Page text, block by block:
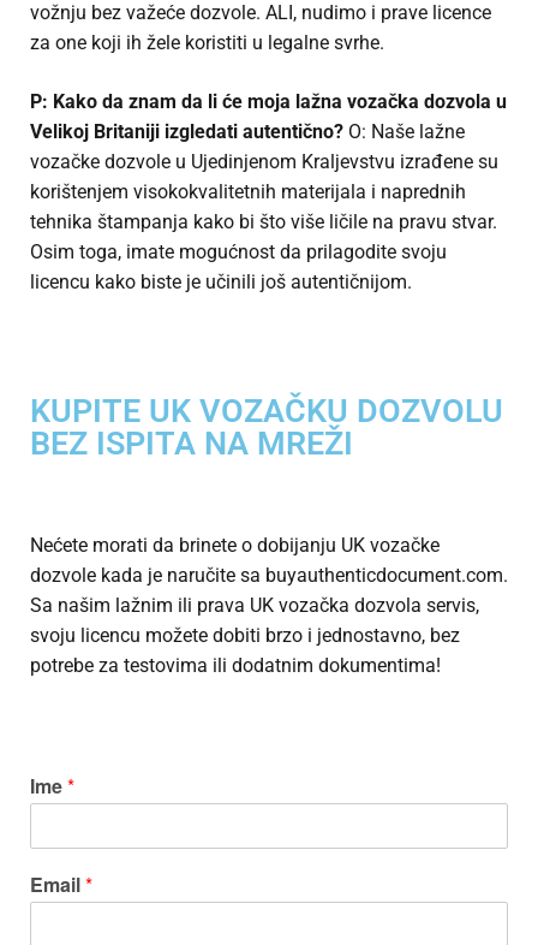
vožnju bez važeće dozvole. ALI, nudimo i prave licence
za one koji ih žele koristiti u legalne svrhe.
P: Kako da znam da li će moja lažna vozačka dozvola u
Velikoj Britaniji izgledati autentično? O: Naše lažne
vozačke dozvole u Ujedinjenom Kraljevstvu izrađene su
korištenjem visokokvalitetnih materijala i naprednih
tehnika štampanja kako bi što više ličile na pravu stvar.
Osim toga, imate mogućnost da prilagodite svoju
licencu kako biste je učinili još autentičnijom.
KUPITE UK VOZAČKU DOZVOLU
BEZ ISPITA NA MREŽI
Nećete morati da brinete o dobijanju UK vozačke
dozvole kada je naručite sa buyauthenticdocument.com.
Sa našim lažnim ili prava UK vozačka dozvola servis,
svoju licencu možete dobiti brzo i jednostavno, bez
potrebe za testovima ili dodatnim dokumentima!
Ime*
Email*